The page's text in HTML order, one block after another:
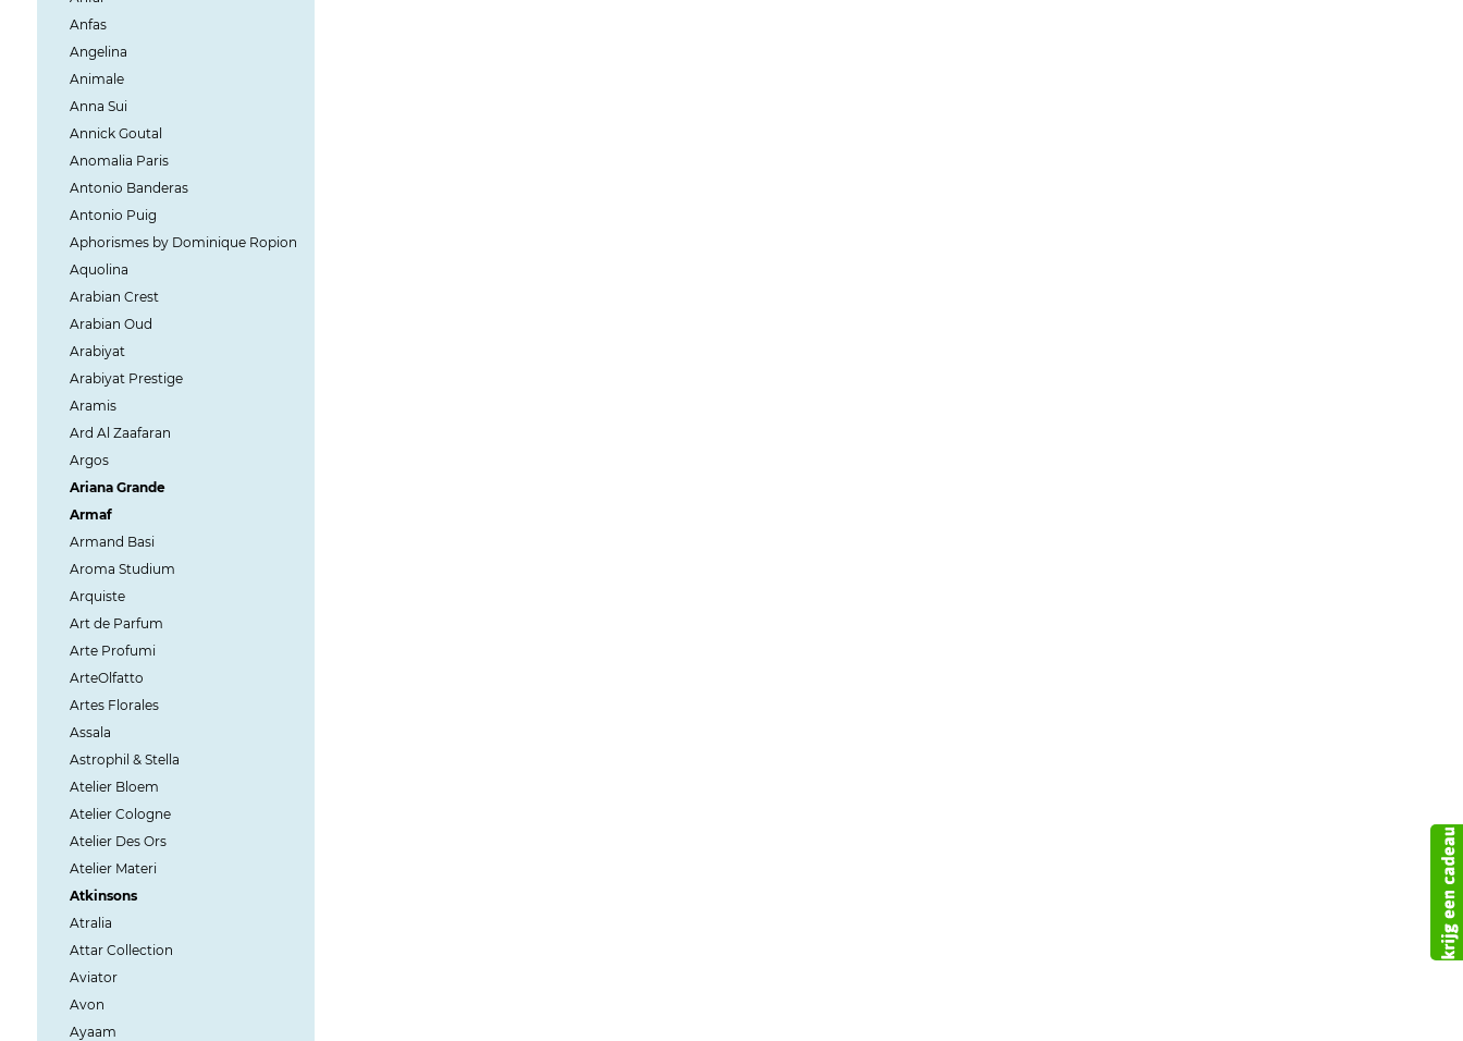
Anfas
Angelina
Animale
Anna Sui
Annick Goutal
Anomalia Paris
Antonio Banderas
Antonio Puig
Aphorismes by Dominique Ropion
Aquolina
Arabian Crest
Arabian Oud
Arabiyat
Arabiyat Prestige
Aramis
Ard Al Zaafaran
Argos
Ariana Grande
Armaf
Armand Basi
Aroma Studium
Arquiste
Art de Parfum
Arte Profumi
ArteOlfatto
Artes Florales
Assala
Astrophil & Stella
Atelier Bloem
Atelier Cologne
Atelier Des Ors
Atelier Materi
Atkinsons
Atralia
Attar Collection
Aviator
Avon
Ayaam